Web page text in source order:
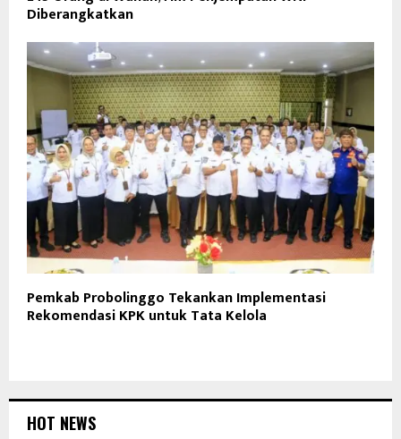
Diberangkatkan
Pemkab Probolinggo Tekankan Implementasi
Rekomendasi KPK untuk Tata Kelola
HOT NEWS